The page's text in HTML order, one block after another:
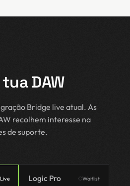
DAW
Bridge live atual. As
recolhem interesse na
de suporte.
Live Logic Pro Waitlist